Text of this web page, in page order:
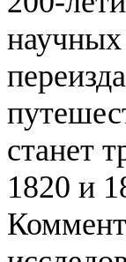
станет
1820 и